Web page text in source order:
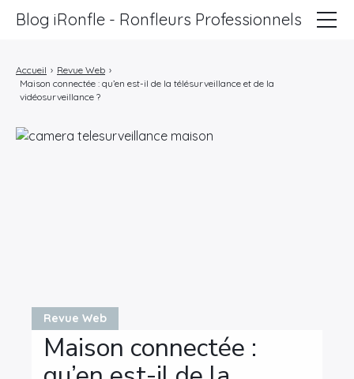
Revue Web
Maison connectée :
Accueil › Revue Web ›
Maison connectée : qu’en est-il de la télésurveillance et de la
vidéosurveillance ?
Blog iRonfle - Ronfleurs Professionnels
Revue Web
Informatique